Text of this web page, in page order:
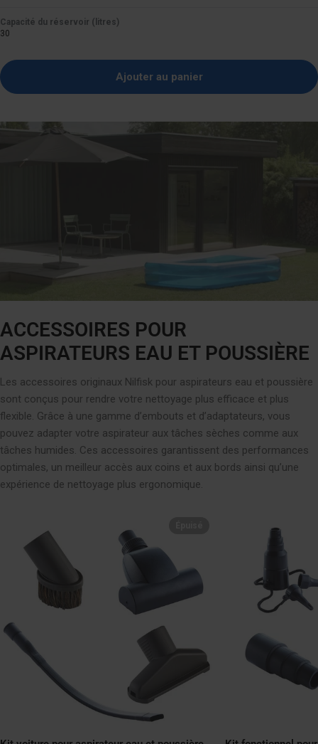
Capacité du réservoir (litres)
30
Ajouter au panier
ACCESSOIRES POUR
ASPIRATEURS EAU ET POUSSIÈRE
Les accessoires originaux Nilfisk pour aspirateurs eau et poussière
sont conçus pour rendre votre nettoyage plus efficace et plus
flexible. Grâce à une gamme d’embouts et d’adaptateurs, vous
pouvez adapter votre aspirateur aux tâches sèches comme aux
tâches humides. Ces accessoires garantissent des performances
optimales, un meilleur accès aux coins et aux bords ainsi qu’une
expérience de nettoyage plus ergonomique.